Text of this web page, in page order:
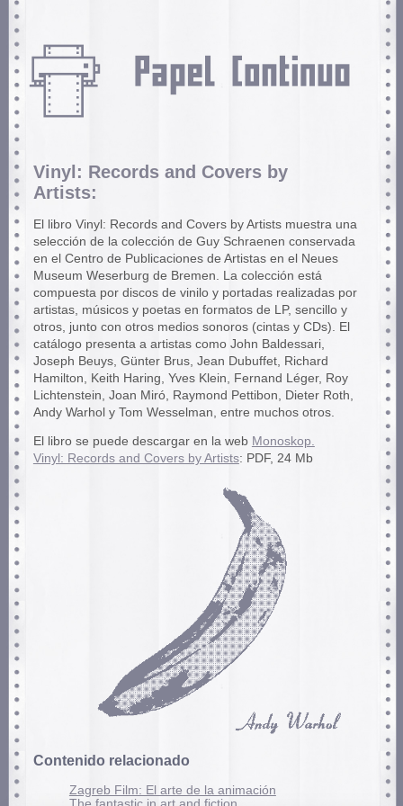
Vinyl: Records and Covers by
Artists:
El libro Vinyl: Records and Covers by Artists muestra una
selección de la colección de Guy Schraenen conservada
en el Centro de Publicaciones de Artistas en el Neues
Museum Weserburg de Bremen. La colección está
compuesta por discos de vinilo y portadas realizadas por
artistas, músicos y poetas en formatos de LP, sencillo y
otros, junto con otros medios sonoros (cintas y CDs). El
catálogo presenta a artistas como John Baldessari,
Joseph Beuys, Günter Brus, Jean Dubuffet, Richard
Hamilton, Keith Haring, Yves Klein, Fernand Léger, Roy
Lichtenstein, Joan Miró, Raymond Pettibon, Dieter Roth,
Andy Warhol y Tom Wesselman, entre muchos otros.
El libro se puede descargar en la web Monoskop.
Vinyl: Records and Covers by Artists: PDF, 24 Mb
Contenido relacionado
Zagreb Film: El arte de la animación